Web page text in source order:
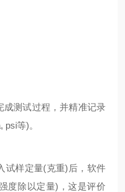
测试过程，并精准记录
等)。
样定量(克重)后，软件
度除以定量)，这是评价